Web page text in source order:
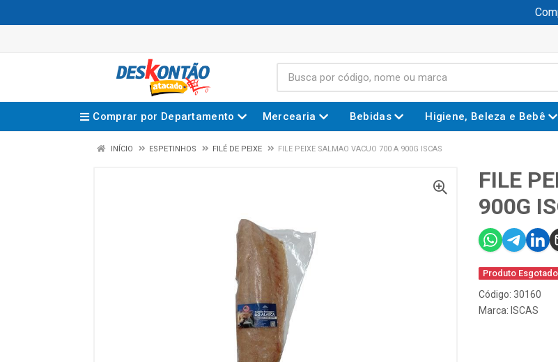
Comprar por Departamento Mercearia Bebidas Higiene, Beleza e Bebê
INÍCIO ESPETINHOS FILÉ DE PEIXE FILE PEIXE SALMAO VACUO 700 A 900G ISCAS
FILE
900G
Produto Esgotado
Código: 30160
Marca: ISCAS